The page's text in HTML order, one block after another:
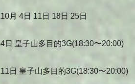
10月 4日 11日 18日 25日
4日 皇子山多目的3G(18:30〜20:00)
11日 皇子山多目的3G(18:30〜20:00)